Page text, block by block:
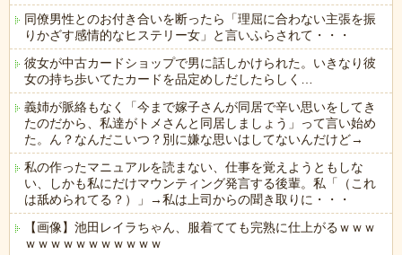
同僚男性とのお付き合いを断ったら「理屈に合わない主張を振
りかざす感情的なヒステリー女」と言いふらされて・・・
彼女が中古カードショップで男に話しかけられた。いきなり彼
女の持ち歩いてたカードを品定めしだしたらしく…
義姉が脈絡もなく「今まで嫁子さんが同居で辛い思いをしてき
たのだから、私達がトメさんと同居しましょう」って言い始め
た。ん？なんだこいつ？別に嫌な思いはしてないんだけど→
私の作ったマニュアルを読まない、仕事を覚えようともしな
い、しかも私にだけマウンティング発言する後輩。私「（これ
は舐められてる？）」→私は上司からの聞き取りに・・・
【画像】池田レイラちゃん、服着てても完熟に仕上がるｗｗｗ
ｗｗｗｗｗｗｗｗｗｗｗ